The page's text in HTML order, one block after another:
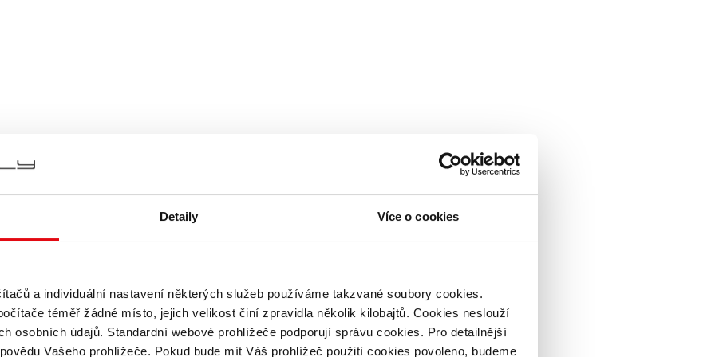
Detaily Více o cookies
a individuální nastavení některých služeb používáme takzvané soubory cookies.
téměř žádné místo, jejich velikost činí zpravidla několik kilobajtů. Cookies neslouží
osobních údajů. Standardní webové prohlížeče podporují správu cookies. Pro detailnější
Vašeho prohlížeče. Pokud bude mít Váš prohlížeč použití cookies povoleno, budeme